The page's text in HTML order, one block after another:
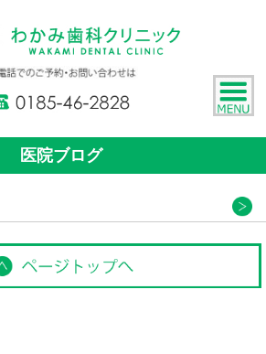
医院ブログ